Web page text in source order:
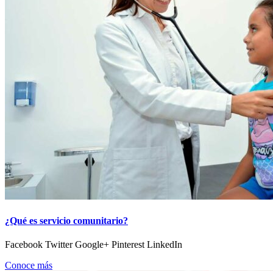
¿Qué es servicio comunitario?
Facebook Twitter Google+ Pinterest LinkedIn
Conoce más